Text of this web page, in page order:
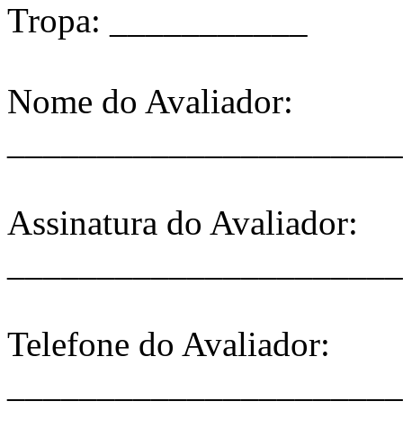
Tropa: ___________
Nome do Avaliador:
Assinatura do Avaliador:
Telefone do Avaliador: